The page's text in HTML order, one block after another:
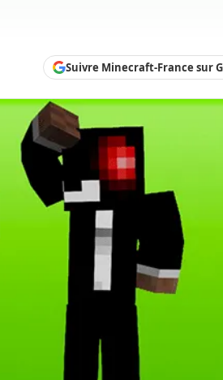
Suivre Minecraft-France sur